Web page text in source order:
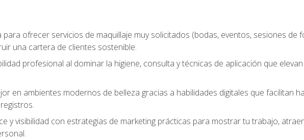
para ofrecer servicios de maquillaje muy solicitados (bodas, eventos, sesiones de
una cartera de clientes sostenible.
profesional al dominar la higiene, consulta y técnicas de aplicación que
en ambientes modernos de belleza gracias a habilidades digitales que facilitan
y visibilidad con estrategias de marketing prácticas para mostrar tu trabajo,